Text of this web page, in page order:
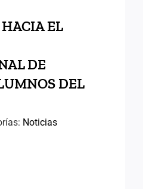
EL
DE
DEL
Noticias